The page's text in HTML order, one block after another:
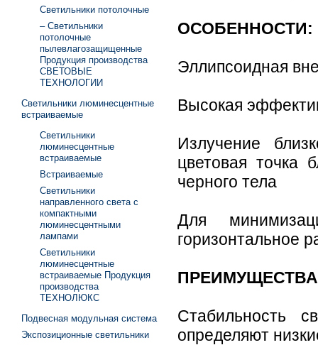
ОСОБЕННОСТИ:
Эллипсоидная
Высокая
Излучение
цветовая точка
черного тела
Для
горизонтальное
Стабильность
определяют
Светильники потолочные
– Светильники
потолочные
пылевлагозащищенные
Продукция производства
СВЕТОВЫЕ
ТЕХНОЛОГИИ
Светильники люминесцентные
встраиваемые
Светильники
люминесцентные
встраиваемые
Встраиваемые
Светильники
направленного света с
компактными
люминесцентными
лампами
Светильники
люминесцентные
встраиваемые Продукция
производства
ТЕХНОЛЮКС
Подвесная модульная система
Экспозиционные светильники